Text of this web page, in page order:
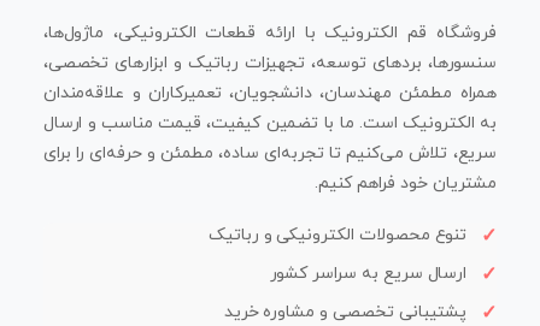
فروشگاه قم الکترونیک با ارائه قطعات الکترونیکی، ماژول‌ها،
سنسورها، بردهای توسعه، تجهیزات رباتیک و ابزارهای تخصصی،
همراه مطمئن مهندسان، دانشجویان، تعمیرکاران و علاقه‌مندان
به الکترونیک است. ما با تضمین کیفیت، قیمت مناسب و ارسال
سریع، تلاش می‌کنیم تا تجربه‌ای ساده، مطمئن و حرفه‌ای را برای
مشتریان خود فراهم کنیم.
تنوع محصولات الکترونیکی و رباتیک
ارسال سریع به سراسر کشور
پشتیبانی تخصصی و مشاوره خرید